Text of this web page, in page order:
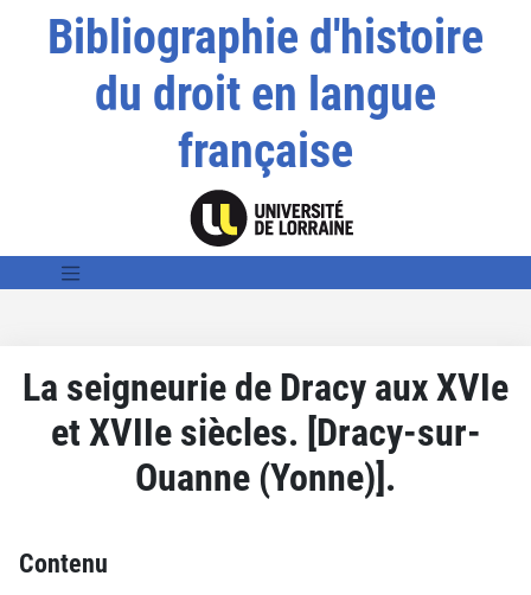
Bibliographie d'histoire
du droit en langue
française
La seigneurie de Dracy aux XVIe
et XVIIe siècles. [Dracy-sur-
Ouanne (Yonne)].
Contenu